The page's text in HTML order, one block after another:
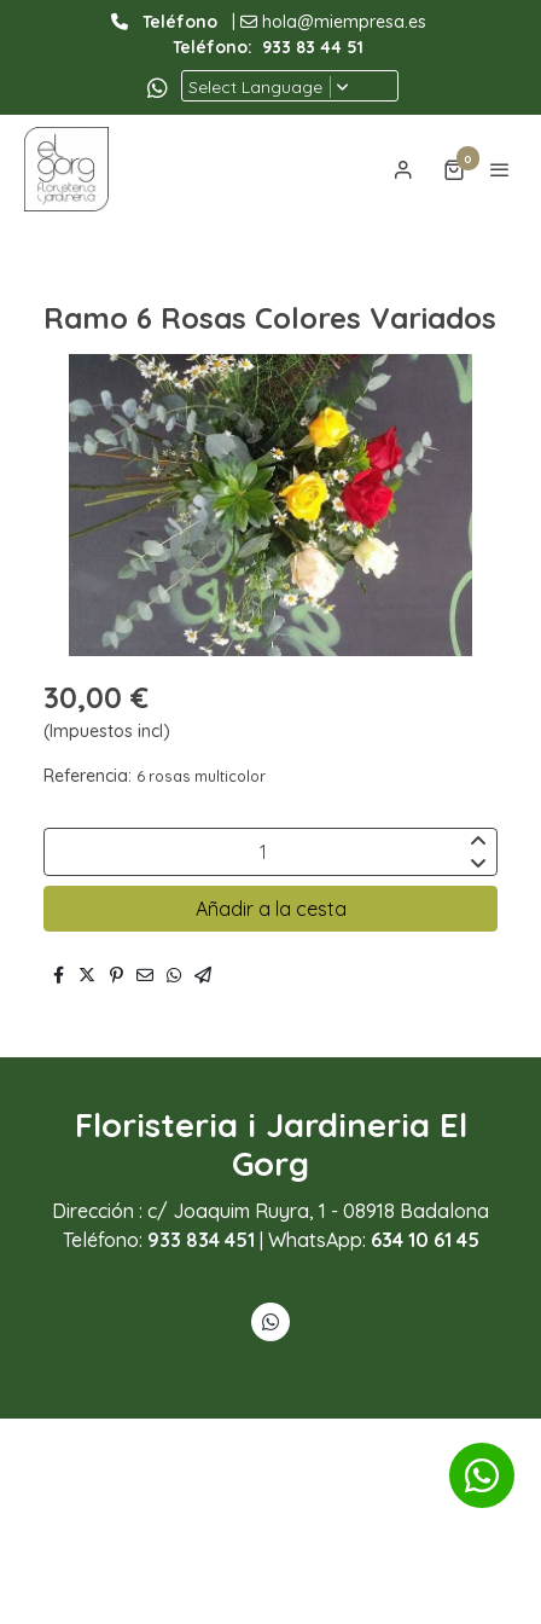
Teléfono|
hola@miempresa.es
Teléfono: 933 83 44 51
Select Language
0
Ramo 6 Rosas Colores Variados
30,00 €
(Impuestos incl)
Referencia: 6 rosas multicolor
Añadir a la cesta
Floristeria i Jardineria El
Gorg
Dirección : c/ Joaquim Ruyra, 1 - 08918 Badalona
Teléfono: 933 834 451 | WhatsApp: 634 10 61 45